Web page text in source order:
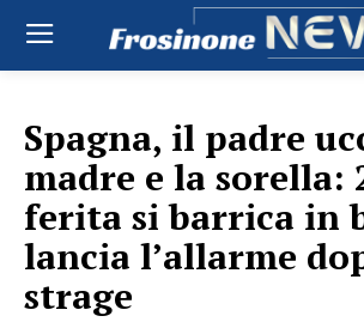
Spagna, il padre
madre e la sorella:
ferita si barrica in
lancia l’allarme
strage